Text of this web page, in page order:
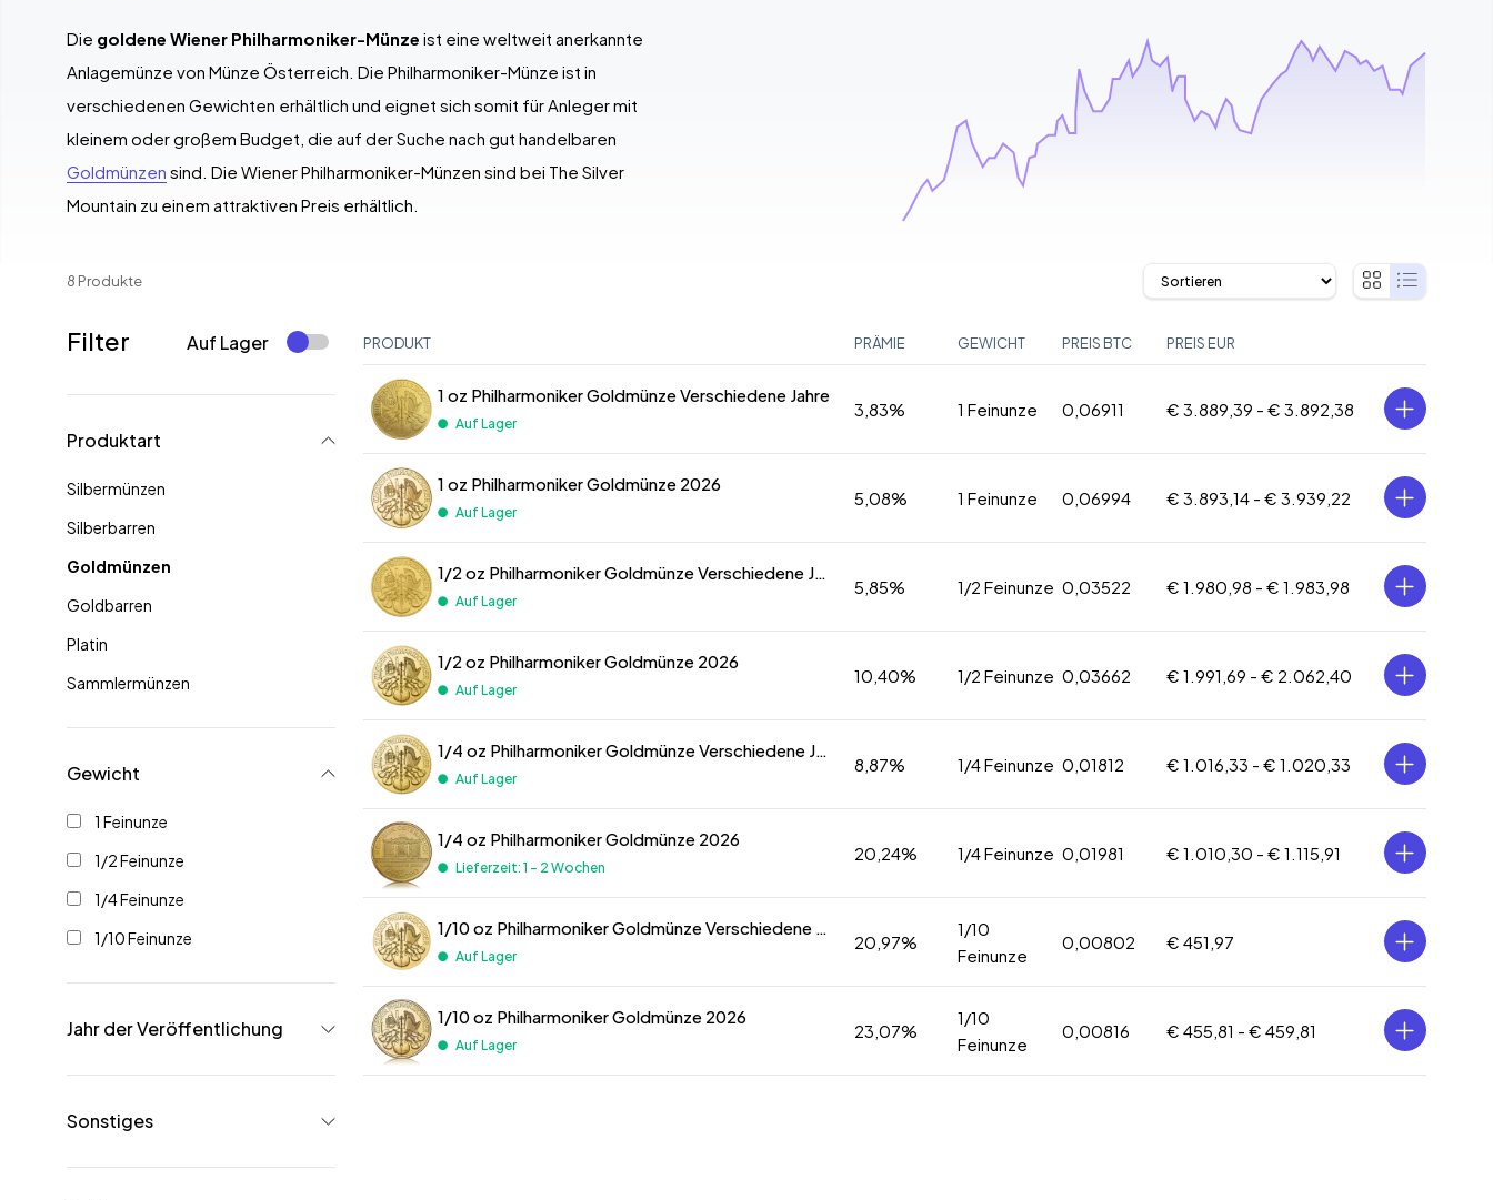
Die goldene Wiener Philharmoniker-Münze ist eine weltweit anerkannte
Anlagemünze von Münze Österreich. Die Philharmoniker-Münze ist in
verschiedenen Gewichten erhältlich und eignet sich somit für Anleger mit
kleinem oder großem Budget, die auf der Suche nach gut handelbaren
Goldmünzen sind. Die Wiener Philharmoniker-Münzen sind bei The Silver
Mountain zu einem attraktiven Preis erhältlich.
8 Produkte
Filter Auf Lager
Produktart
Silbermünzen
Silberbarren
Goldmünzen
Goldbarren
Platin
Sammlermünzen
Gewicht
1 Feinunze
1/2 Feinunze
1/4 Feinunze
1/10 Feinunze
Jahr der Veröffentlichung
Sonstiges
PRODUKT PRÄMIE GEWICHT PREIS BTC PREIS EUR
1 oz Philharmoniker Goldmünze Verschiedene Jahre
Auf Lager
3,83% 1 Feinunze 0,06911 € 3.889,39 - € 3.892,38
1 oz Philharmoniker Goldmünze 2026
Auf Lager
5,08% 1 Feinunze 0,06994 € 3.893,14 - € 3.939,22
1/2 oz Philharmoniker Goldmünze Verschiedene Jahre
Auf Lager
5,85% 1/2 Feinunze 0,03522 € 1.980,98 - € 1.983,98
1/2 oz Philharmoniker Goldmünze 2026
Auf Lager
10,40% 1/2 Feinunze 0,03662 € 1.991,69 - € 2.062,40
1/4 oz Philharmoniker Goldmünze Verschiedene Jahre
Auf Lager
8,87% 1/4 Feinunze 0,01812 € 1.016,33 - € 1.020,33
1/4 oz Philharmoniker Goldmünze 2026
Lieferzeit: 1 - 2 Wochen
20,24% 1/4 Feinunze 0,01981 € 1.010,30 - € 1.115,91
Auf Lager
20,97%
1/10
Feinunze
0,00802 € 451,97
1/10 oz Philharmoniker Goldmünze 2026
Auf Lager
23,07%
1/10
Feinunze
0,00816 € 455,81 - € 459,81